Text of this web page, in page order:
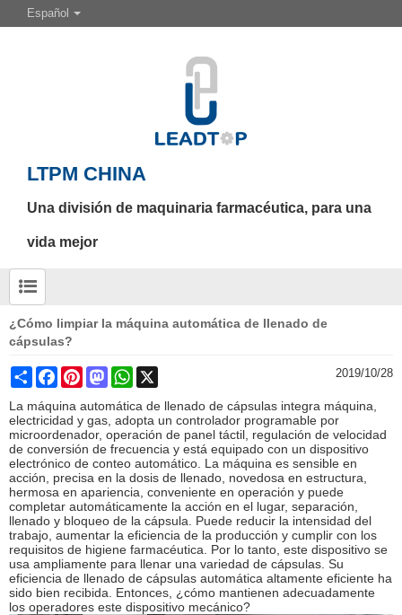
Español
LTPM CHINA
Una división de maquinaria farmacéutica, para una
vida mejor
¿Cómo limpiar la máquina automática de llenado de
cápsulas?
Share FacebookPinterestMastodonWhatsApp 2019/10/28
La máquina automática de llenado de cápsulas integra máquina,
electricidad y gas, adopta un controlador programable por
microordenador, operación de panel táctil, regulación de velocidad
de conversión de frecuencia y está equipado con un dispositivo
electrónico de conteo automático. La máquina es sensible en
acción, precisa en la dosis de llenado, novedosa en estructura,
hermosa en apariencia, conveniente en operación y puede
completar automáticamente la acción en el lugar, separación,
llenado y bloqueo de la cápsula. Puede reducir la intensidad del
trabajo, aumentar la eficiencia de la producción y cumplir con los
requisitos de higiene farmacéutica. Por lo tanto, este dispositivo se
usa ampliamente para llenar una variedad de cápsulas. Su
eficiencia de llenado de cápsulas automática altamente eficiente ha
sido bien recibida. Entonces, ¿cómo mantienen adecuadamente
los operadores este dispositivo mecánico?